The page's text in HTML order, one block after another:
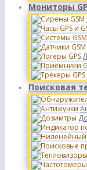
Мониторы
Поисковая